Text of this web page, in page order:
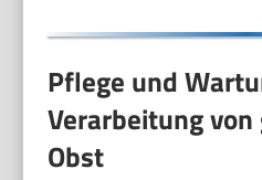
Pflege und
Verarbeitung
Obst